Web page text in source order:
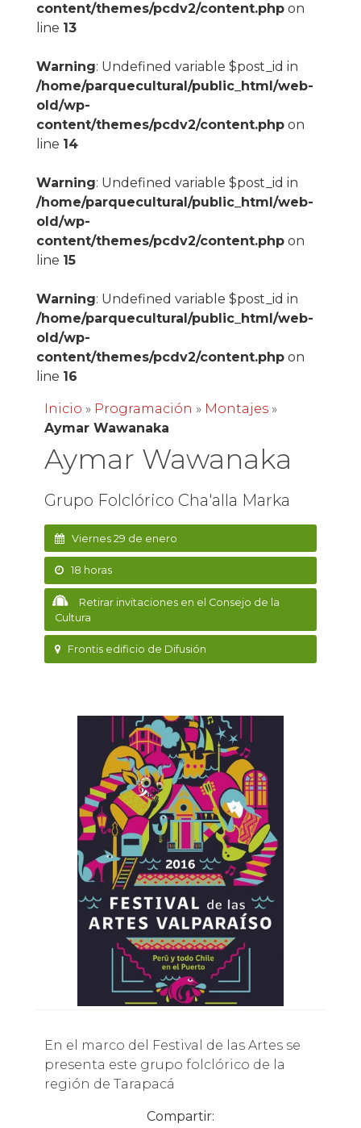
content/themes/pcdv2/content.phpon
line 13
Warning: Undefined variable $post_id in
/home/parquecultural/public_html/web-
old/wp-
content/themes/pcdv2/content.phpon
line 14
Warning: Undefined variable $post_id in
/home/parquecultural/public_html/web-
old/wp-
content/themes/pcdv2/content.phpon
line 15
Warning: Undefined variable $post_id in
/home/parquecultural/public_html/web-
old/wp-
content/themes/pcdv2/content.phpon
line 16
Inicio » Programación » Montajes»
Aymar Wawanaka
Aymar Wawanaka
Grupo Folclórico Cha'alla Marka
Viernes 29 de enero
18 horas
Retirar invitaciones en el Consejo de la
Cultura
Frontis edificio de Difusión
En el marco del Festival de las Artes se
presenta este grupo folclórico de la
región de Tarapacá
Compartir: